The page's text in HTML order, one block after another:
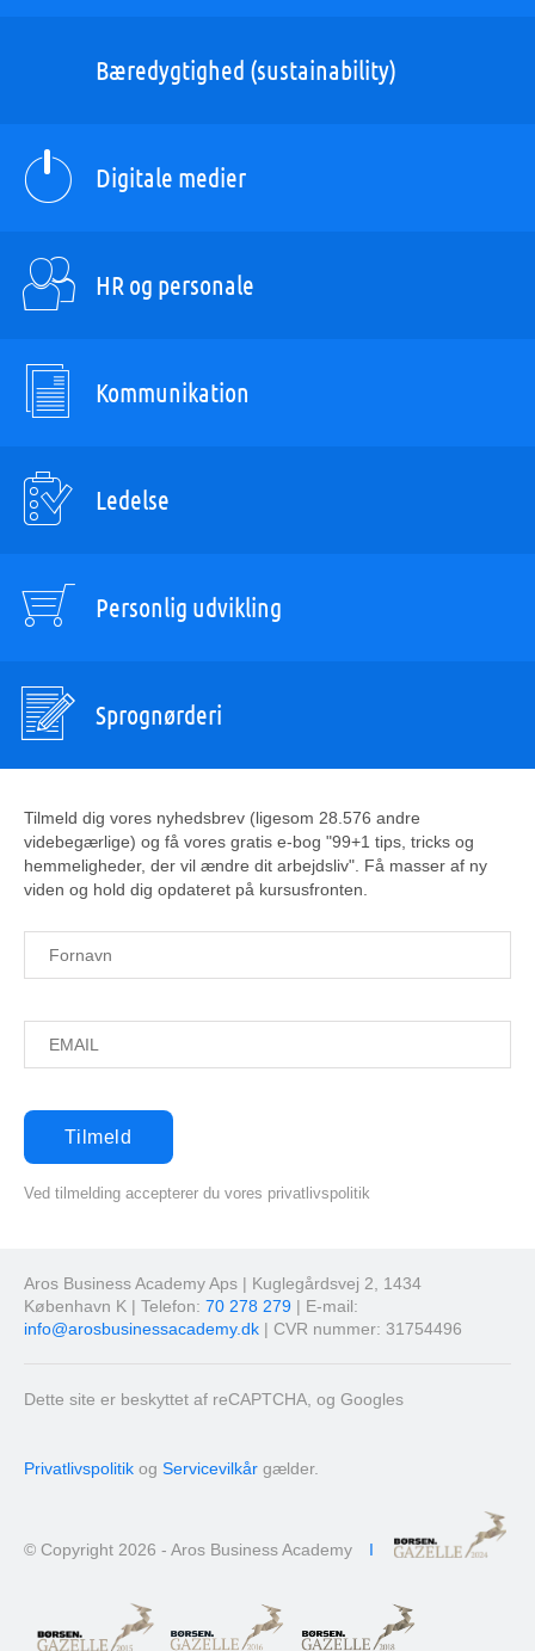
Bæredygtighed (sustainability)
Digitale medier
HR og personale
Kommunikation
Ledelse
Personlig udvikling
Sprognørderi
Tilmeld dig vores nyhedsbrev (ligesom 28.576 andre
videbegærlige) og få vores gratis e-bog "99+1 tips, tricks og
hemmeligheder, der vil ændre dit arbejdsliv". Få masser af ny
viden og hold dig opdateret på kursusfronten.
Ved tilmelding accepterer du vores privatlivspolitik
Aros Business Academy Aps | Kuglegårdsvej 2, 1434
København K | Telefon: 70 278 279 | E-mail:
info@arosbusinessacademy.dk | CVR nummer: 31754496
Dette site er beskyttet af reCAPTCHA, og Googles
Privatlivspolitik og Servicevilkår gælder.
© Copyright 2026 - Aros Business Academy I